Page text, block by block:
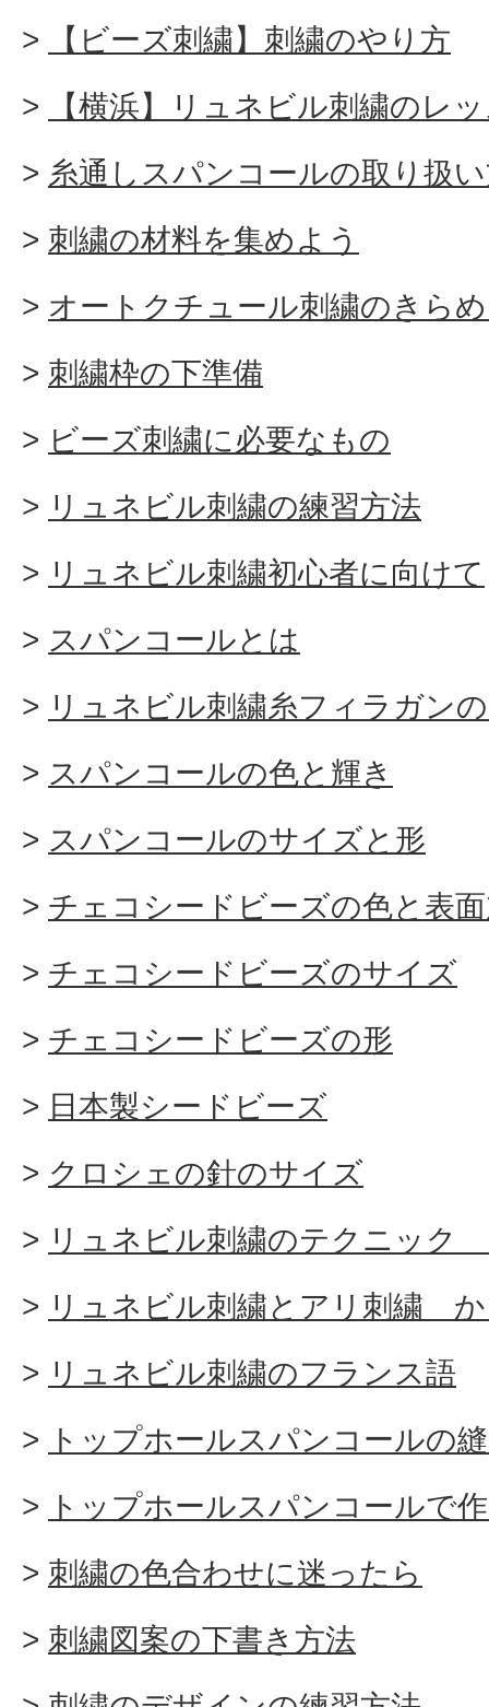
【ビーズ刺繍】刺繍のやり方
【横浜】リュネビル刺繍のレ
糸通しスパンコールの取り扱
刺繍の材料を集めよう
オートクチュール刺繍のきら
刺繍枠の下準備
ビーズ刺繍に必要なもの
リュネビル刺繍の練習方法
リュネビル刺繍初心者に向けて
スパンコールとは
リュネビル刺繍糸フィラガン
スパンコールの色と輝き
スパンコールのサイズと形
チェコシードビーズの色と表
チェコシードビーズのサイズ
チェコシードビーズの形
日本製シードビーズ
クロシェの針のサイズ
リュネビル刺繍のテクニック
リュネビル刺繍とアリ刺繍
リュネビル刺繍のフランス語
トップホールスパンコールの
トップホールスパンコールで
刺繍の色合わせに迷ったら
刺繍図案の下書き方法